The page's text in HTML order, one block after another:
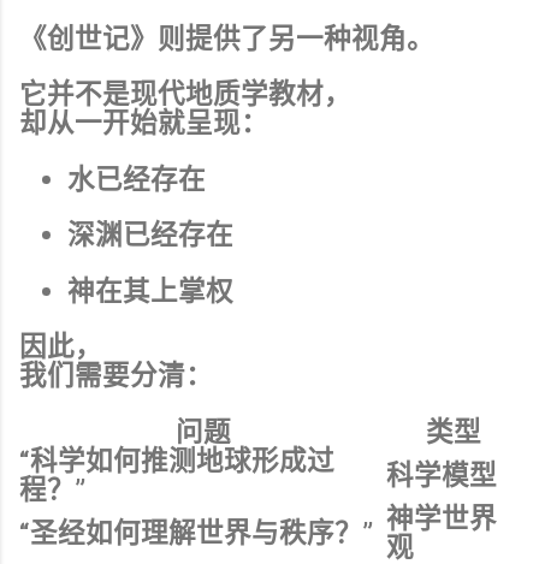
《创世记》则提供了另一种视角。
它并不是现代地质学教材，
却从一开始就呈现：
水已经存在
深渊已经存在
神在其上掌权
因此，
我们需要分清：
问题
类型
“科学如何推测地球形成过
程？”
科学模型
“圣经如何理解世界与秩序？” 神学世界
观